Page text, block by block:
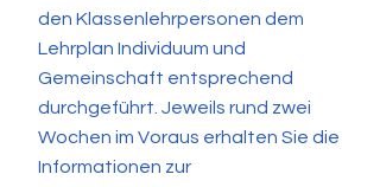
den Klassenlehrpersonen dem
Lehrplan Individuum und
Gemeinschaft entsprechend
durchgeführt. Jeweils rund zwei
Wochen im Voraus erhalten Sie die
Informationen zur